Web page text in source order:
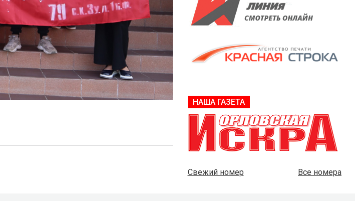
НАША ГАЗЕТА
Свежий номер Все номера